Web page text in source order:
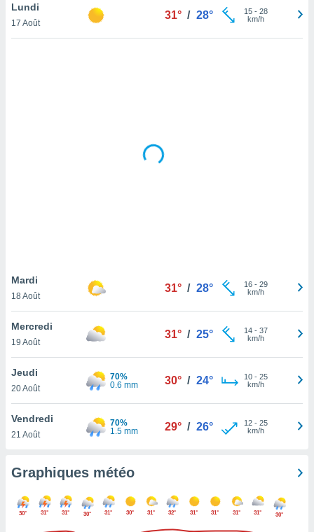
de
pas
de
à
cas,
que
sur le
et que
ne
Lundi
17 Août
31° / 28° 15- 28
km/h
Mardi
18 Août
31° / 28° 16- 29
km/h
Mercredi
19 Août
31° / 25° 14- 37
km/h
Jeudi
20 Août
70%
0.6 mm
30° / 24° 10- 25
km/h
Vendredi
21 Août
70%
1.5 mm
29° / 26° 12- 25
km/h
Graphiques météo
30° 31° 31° 30° 31° 30° 31° 32° 31° 31° 31° 31° 30°